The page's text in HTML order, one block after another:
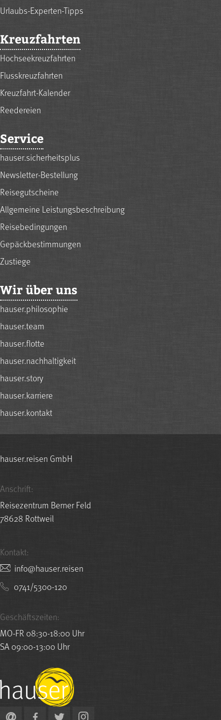
Urlaubs-Experten-Tipps
Kreuzfahrten
Hochseekreuzfahrten
Flusskreuzfahrten
Kreuzfahrt-Kalender
Reedereien
Service
hauser.sicherheitsplus
Newsletter-Bestellung
Reisegutscheine
Allgemeine Leistungsbeschreibung
Reisebedingungen
Gepäckbestimmungen
Zustiege
Wir über uns
hauser.philosophie
hauser.team
hauser.flotte
hauser.nachhaltigkeit
hauser.story
hauser.karriere
hauser.kontakt
hauser.reisen GmbH
Anschrift:
Reisezentrum Berner Feld
78628 Rottweil
Kontakt:
nesier.resuah@ofni
0741/5300-120
Geschäftszeiten:
MO-FR 08:30-18:00 Uhr
SA 09:00-13:00 Uhr